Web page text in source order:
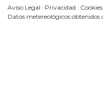
Aviso Legal · Privacidad · Cookies
Datos metereológicos obtenidos